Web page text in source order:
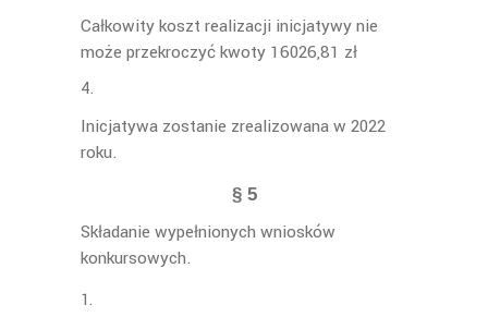
Całkowity koszt realizacji inicjatywy nie
może przekroczyć kwoty 16026,81 zł
Inicjatywa zostanie zrealizowana w 2022
roku.
§ 5
Składanie wypełnionych wniosków
konkursowych.